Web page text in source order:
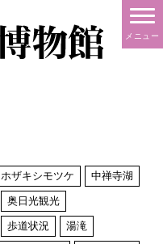
メニュー
ホザキシモツケ 中禅寺湖
奥日光観光
歩道状況 湯滝